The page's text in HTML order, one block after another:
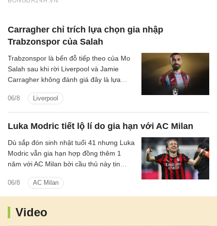
Carragher chỉ trích lựa chọn gia nhập
Trabzonspor của Salah
06/8 Liverpool
Trabzonspor là bến đỗ tiếp theo của Mo
Salah sau khi rời Liverpool và Jamie
Carragher không đánh giá đây là lựa
Luka Modric tiết lộ lí do gia hạn với AC Milan
06/8 AC Milan
Dù sắp đón sinh nhật tuổi 41 nhưng Luka
Modric vẫn gia hạn hợp đồng thêm 1
năm với AC Milan bởi cầu thủ này tin
ở đội bóng.
Video